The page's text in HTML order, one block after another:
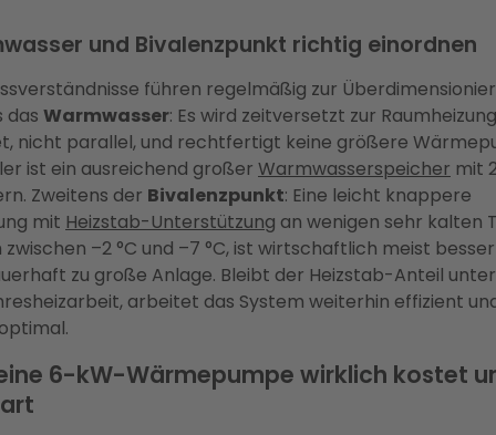
und Bivalenzpunkt richtig einordnen
führen regelmäßig zur
das Warmwasser: Es wird zeitversetzt zur Raumheizung
nicht parallel, und rechtfertigt keine größere
ist ein ausreichend großer Warmwasserspeicher mit
Zweitens der Bivalenzpunkt: Eine leicht knappere
mit Heizstab-Unterstützung an wenigen sehr kalten
–2 °C und –7 °C, ist wirtschaftlich meist
zu große Anlage. Bleibt der Heizstab-Anteil unter
arbeitet das System weiterhin effizient
6-kW-Wärmepumpe wirklich kostet